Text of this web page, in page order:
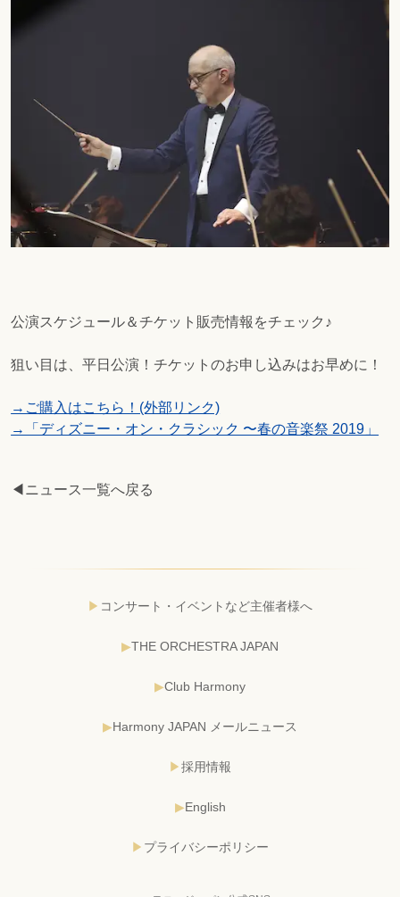
公演スケジュール＆チケット販売情報をチェック♪
狙い目は、平日公演！チケットのお申し込みはお早めに！
→ご購入はこちら！(外部リンク)
→「ディズニー・オン・クラシック 〜春の音楽祭 2019」
◀ニュース一覧へ戻る
コンサート・イベントなど主催者様へ
THE ORCHESTRA JAPAN
Club Harmony
Harmony JAPAN メールニュース
採用情報
English
プライバシーポリシー